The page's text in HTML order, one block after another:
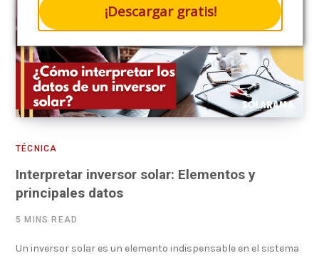
¡Descargar gratis!
TÉCNICA
Interpretar inversor solar: Elementos y
principales datos
5 MINS READ
Un inversor solar es un elemento indispensable en el sistema